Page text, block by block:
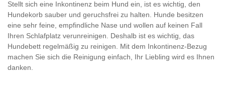
Stellt sich eine Inkontinenz beim Hund ein, ist es wichtig, den
Hundekorb sauber und geruchsfrei zu halten. Hunde besitzen
eine sehr feine, empfindliche Nase und wollen auf keinen Fall
Ihren Schlafplatz verunreinigen. Deshalb ist es wichtig, das
Hundebett regelmäßig zu reinigen. Mit dem Inkontinenz-Bezug
machen Sie sich die Reinigung einfach, Ihr Liebling wird es Ihnen
danken.